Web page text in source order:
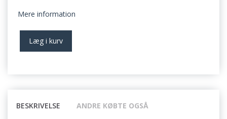
Mere information
Læg i kurv
BESKRIVELSE ANDRE KØBTE OGSÅ